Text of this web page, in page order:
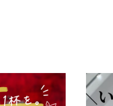
アテニアの「